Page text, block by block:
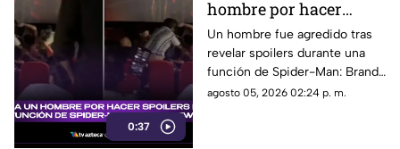
0:37
hombre por hacer
spoilers durante la
función de Spider-Man:
Brand New Day
Un hombre fue agredido tras
revelar spoilers durante una
función de Spider-Man: Brand
New Day. El momento quedó
agosto 05, 2026 02:24 p. m.